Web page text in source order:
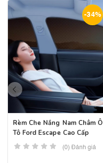
-34%
Rèm Che Nắng Nam Châm Ô
Tô Ford Escape Cao Cấp
(0) Đánh giá